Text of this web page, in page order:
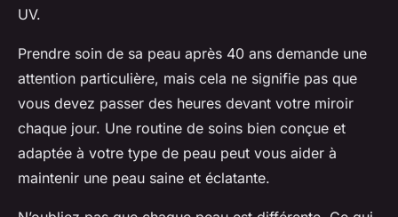
UV.
Prendre soin de sa peau après 40 ans demande une
attention particulière, mais cela ne signifie pas que
vous devez passer des heures devant votre miroir
chaque jour. Une routine de soins bien conçue et
adaptée à votre type de peau peut vous aider à
maintenir une peau saine et éclatante.